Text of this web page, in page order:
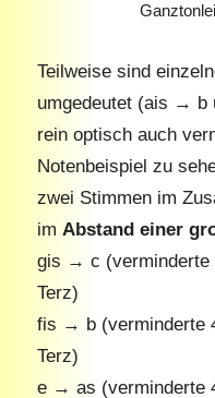
Teilweise sind
umgedeutet (ais → b
rein optisch auch
Notenbeispiel zu
zwei Stimmen im
im Abstand einer
gis → c
Terz)
fis → b (verminderte
Terz)
e → as (verminderte